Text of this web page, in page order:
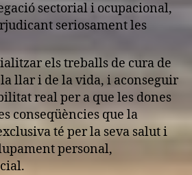
sectorial i ocupacional,
seriosament les
els treballs de cura de
llar i de la vida, i aconseguir
real per a que les dones
conseqüències que la
té per la seva salut i
personal,